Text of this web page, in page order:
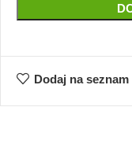
Dodaj na seznam